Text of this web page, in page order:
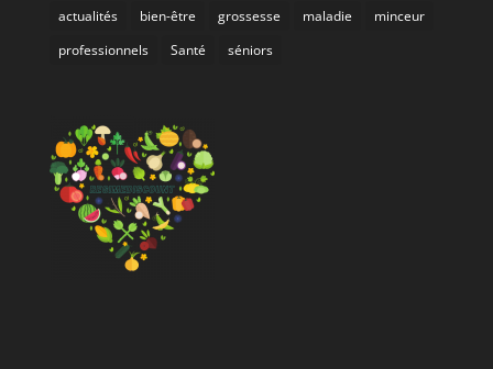
actualités bien-être grossesse maladie
minceur
professionnels
Santé séniors